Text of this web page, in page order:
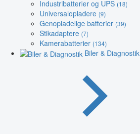
Industribatterier og UPS (18)
Universalopladere (9)
Genopladelige batterier (39)
Stikadaptere (7)
Kamerabatterier (134)
Biler & Diagnostik